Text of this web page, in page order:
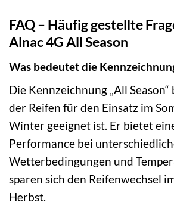
FAQ – Häufig gestellte
Alnac 4G All Season
Was bedeutet die
Die Kennzeichnung „All
der Reifen für den Einsatz im
Winter geeignet ist. Er bietet
Performance bei
Wetterbedingungen und
sparen sich den Reifenwechsel
Herbst.